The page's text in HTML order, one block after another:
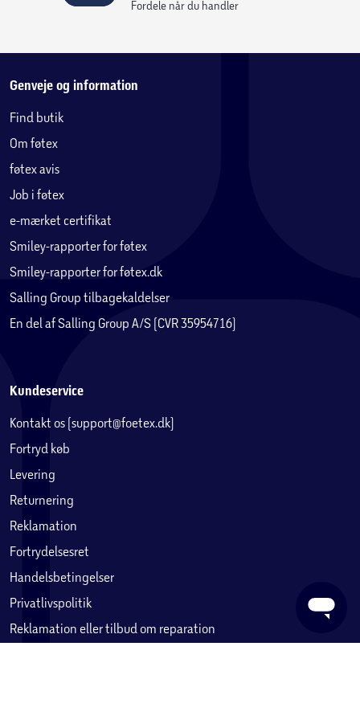
Fordele når du handler
Genveje og information
Find butik
Om føtex
føtex avis
Job i føtex
e-mærket certifikat
Smiley-rapporter for føtex
Smiley-rapporter for føtex.dk
Salling Group tilbagekaldelser
En del af Salling Group A/S (CVR 35954716)
Kundeservice
Kontakt os (support@foetex.dk)
Fortryd køb
Levering
Returnering
Reklamation
Fortrydelsesret
Handelsbetingelser
Privatlivspolitik
Reklamation eller tilbud om reparation